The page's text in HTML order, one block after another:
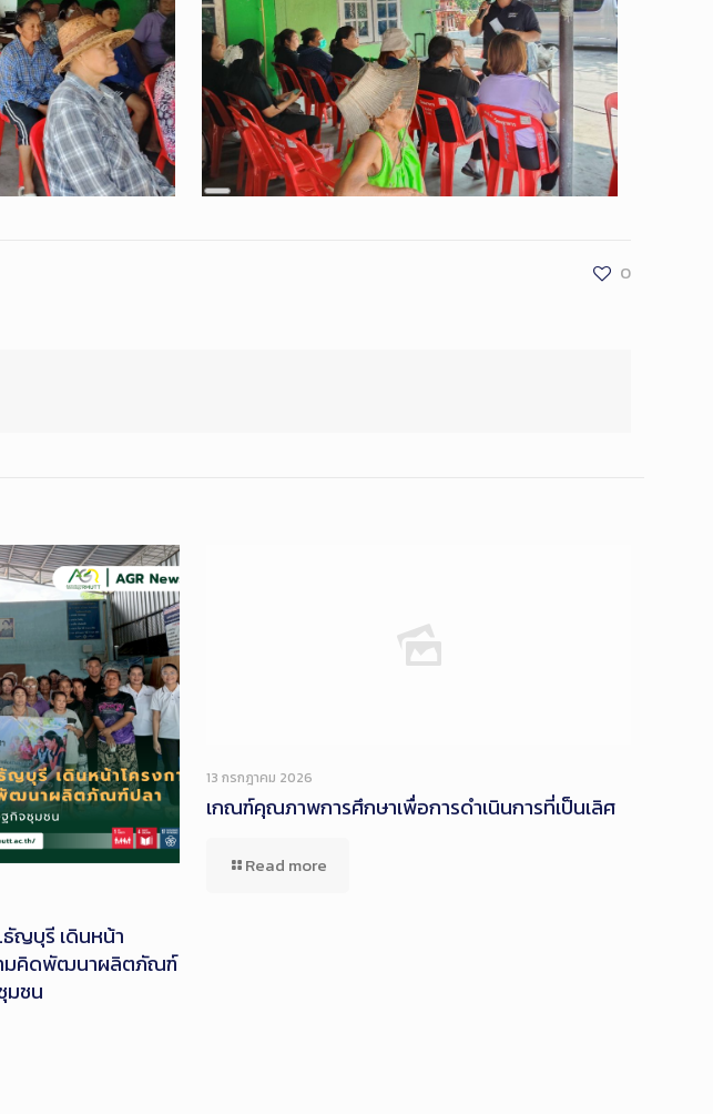
Long
0
ธัญบุรี เดินหน้า
ามคิดพัฒนาผลิตภัณฑ์
มชน
13 กรกฎาคม 2026
เกณฑ์คุณภาพการศึกษาเพื่อการดำเนินการที่เป็นเลิศ
Read more